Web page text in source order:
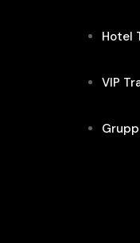
Hotel
VIP